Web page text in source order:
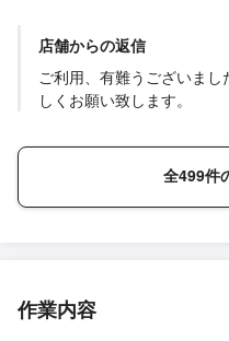
業当日も作業員さんが早く
ありがとうございました、ま
す！！
店舗からの返信
ご利用、有難うございま
しくお願い致します。
全499件
作業内容